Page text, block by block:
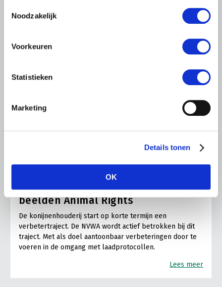
Noodzakelijk
Voorkeuren
Statistieken
Marketing
Details tonen
OK
Reactie konijnenhouderij op
beelden Animal Rights
De konijnenhouderij start op korte termijn een
verbetertraject. De NVWA wordt actief betrokken bij dit
traject. Met als doel aantoonbaar verbeteringen door te
voeren in de omgang met laadprotocollen.
Lees meer